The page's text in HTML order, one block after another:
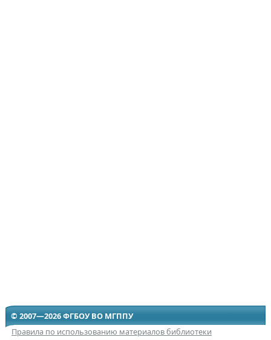
© 2007—2026 ФГБОУ ВО МГППУ
Правила по использованию материалов библиотеки